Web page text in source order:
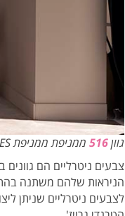
גוון516 ממניפתממניפת
צבעים ניטרליים הם
הניראות שלהם משתנה
לצבעים ניטרליים שניתן